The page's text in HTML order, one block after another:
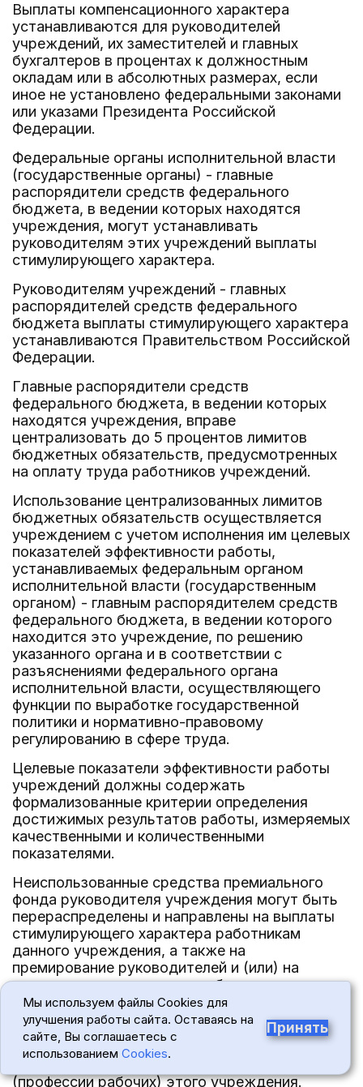
Выплаты компенсационного характера
устанавливаются для руководителей
учреждений, их заместителей и главных
бухгалтеров в процентах к должностным
окладам или в абсолютных размерах, если
иное не установлено федеральными законами
или указами Президента Российской
Федерации.
Федеральные органы исполнительной власти
(государственные органы) - главные
распорядители средств федерального
бюджета, в ведении которых находятся
учреждения, могут устанавливать
руководителям этих учреждений выплаты
стимулирующего характера.
Руководителям учреждений - главных
распорядителей средств федерального
бюджета выплаты стимулирующего характера
устанавливаются Правительством Российской
Федерации.
Главные распорядители средств
федерального бюджета, в ведении которых
находятся учреждения, вправе
централизовать до 5 процентов лимитов
бюджетных обязательств, предусмотренных
на оплату труда работников учреждений.
Использование централизованных лимитов
бюджетных обязательств осуществляется
учреждением с учетом исполнения им целевых
показателей эффективности работы,
устанавливаемых федеральным органом
исполнительной власти (государственным
органом) - главным распорядителем средств
федерального бюджета, в ведении которого
находится это учреждение, по решению
указанного органа и в соответствии с
разъяснениями федерального органа
исполнительной власти, осуществляющего
функции по выработке государственной
политики и нормативно-правовому
регулированию в сфере труда.
Целевые показатели эффективности работы
учреждений должны содержать
формализованные критерии определения
достижимых результатов работы, измеряемых
качественными и количественными
показателями.
Неиспользованные средства премиального
фонда руководителя учреждения могут быть
перераспределены и направлены на выплаты
стимулирующего характера работникам
данного учреждения, а также на
премирование руководителей и (или) на
стимулирующие выплаты работникам других
подведомственных учреждений.
14. Штатное расписание учреждения
утверждается руководителем учреждения и
(профессии рабочих) этого учреждения.
Мы используем файлы Cookies для
улучшения работы сайта. Оставаясь на
сайте, Вы соглашаетесь с
использованием Cookies.
Принять